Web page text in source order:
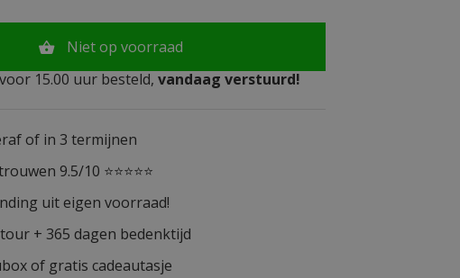
Niet op voorraad
15.00 uur besteld, vandaag verstuurd!
of in 3 termijnen
9.5/10 ⭐⭐⭐⭐⭐
uit eigen voorraad!
+ 365 dagen bedenktijd
of gratis cadeautasje